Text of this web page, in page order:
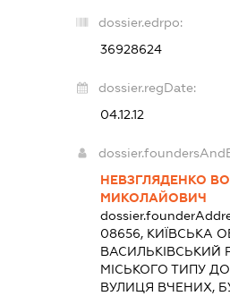
dossier.edrpo:
36928624
dossier.regDate:
04.12.12
НЕВЗГЛЯДЕНКО
МИКОЛАЙОВИЧ
08656, КИЇВСЬКА
ВАСИЛЬКІВСЬКИЙ
МІСЬКОГО ТИПУ
ВУЛИЦЯ ВЧЕНИХ,